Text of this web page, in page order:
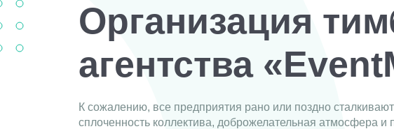
Организация
агентства
К сожалению, все предприятия рано или поздно
сплоченность коллектива, доброжелательная атмосфера